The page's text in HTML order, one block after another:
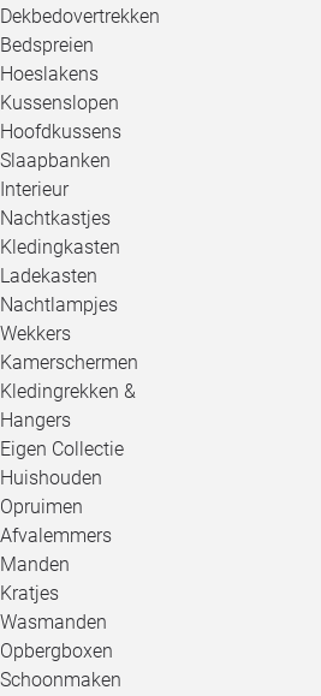
Dekbedovertrekken
Bedspreien
Hoeslakens
Kussenslopen
Hoofdkussens
Slaapbanken
Interieur
Nachtkastjes
Kledingkasten
Ladekasten
Nachtlampjes
Wekkers
Kamerschermen
Kledingrekken &
Hangers
Eigen Collectie
Huishouden
Opruimen
Afvalemmers
Manden
Kratjes
Wasmanden
Opbergboxen
Schoonmaken